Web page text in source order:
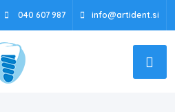
040 607 987 info@artident.si